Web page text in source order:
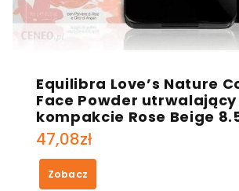
Equilibra Love’s Nature
Face Powder
kompakcie Rose Beige
47,08zł
Zobacz